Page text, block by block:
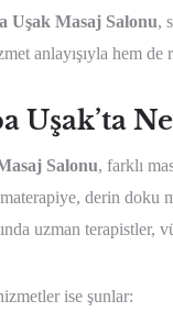
Uşak Masaj Salonu,
anlayışıyla hem
Uşak’ta
Salonu, farklı
derin doku
uzman terapistler,
ise şunlar: